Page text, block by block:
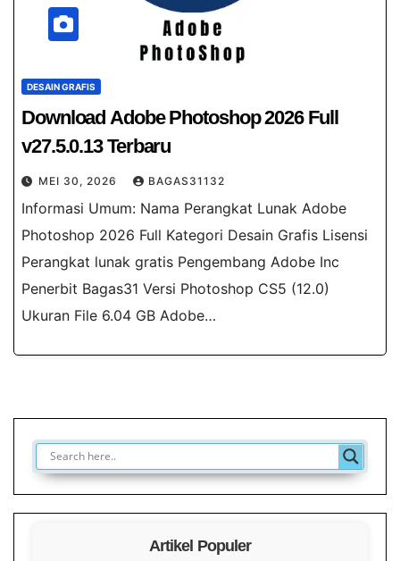
DESAIN GRAFIS
Download Adobe Photoshop 2026 Full
v27.5.0.13 Terbaru
MEI 30, 2026 BAGAS31132
Informasi Umum: Nama Perangkat Lunak Adobe
Photoshop 2026 Full Kategori Desain Grafis Lisensi
Perangkat lunak gratis Pengembang Adobe Inc
Penerbit Bagas31 Versi Photoshop CS5 (12.0)
Ukuran File 6.04 GB Adobe…
Artikel Populer